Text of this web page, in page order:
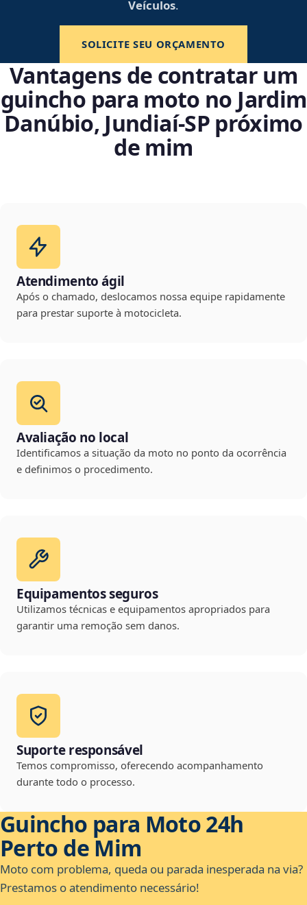
Veículos.
SOLICITE SEU ORÇAMENTO
Vantagens de contratar um
guincho para moto no Jardim
Danúbio, Jundiaí‑SP próximo
de mim
Atendimento ágil
Após o chamado, deslocamos nossa equipe rapidamente
para prestar suporte à motocicleta.
Avaliação no local
Identificamos a situação da moto no ponto da ocorrência
e definimos o procedimento.
Equipamentos seguros
Utilizamos técnicas e equipamentos apropriados para
garantir uma remoção sem danos.
Suporte responsável
Temos compromisso, oferecendo acompanhamento
durante todo o processo.
Guincho para Moto 24h
Perto de Mim
Moto com problema, queda ou parada inesperada na via?
Prestamos o atendimento necessário!